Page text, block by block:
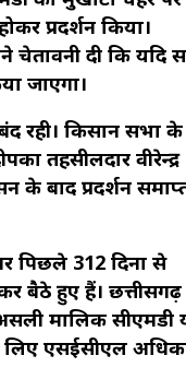
प्रदर्शन किया।
चेतावनी दी कि यदि
जाएगा।
रही। किसान सभा
तहसीलदार वीरेन्द्र
के बाद प्रदर्शन
पिछले 312 दिनों से
बैठे हुए हैं। छत्तीसगढ़
मालिक सीएमडी
एसईसीएल